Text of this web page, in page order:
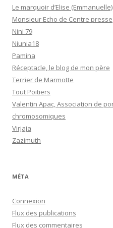
Le marquoir d’Elise (Emmanuelle)
Monsieur Echo de Centre presse
Nini 79
Niunia18
Pamina
Réceptacle, le blog de mon père
Terrier de Marmotte
Tout Poitiers
Valentin Apac, Association de
chromosomiques
Virjaja
Zazimuth
MÉTA
Connexion
Flux des publications
Flux des commentaires